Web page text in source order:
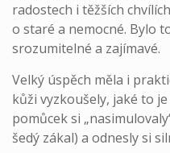
radostech i těžších
o staré a nemocné. Bylo
srozumitelné a zajímavé.
Velký úspěch měla i
kůži vyzkoušely, jaké to
pomůcek si
šedý zákal) a odnesly si